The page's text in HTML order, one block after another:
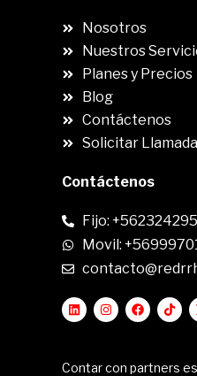
Nosotros
Nuestros
Planes y Precios
Blog
Contáctenos
Solicitar Llamada
Contáctenos
Fijo:
Movil:
Contar con partners